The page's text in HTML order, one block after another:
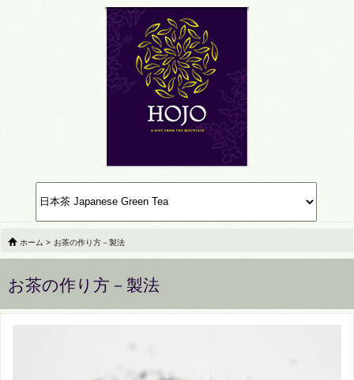
ホーム > お茶の作り方－製法
お茶の作り方－製法